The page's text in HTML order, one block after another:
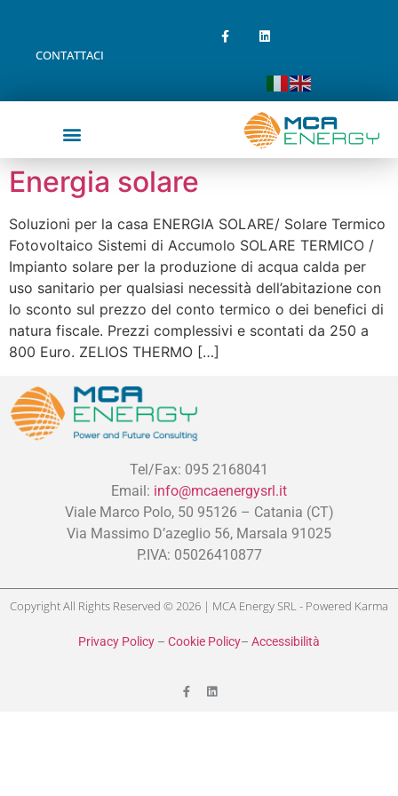
CONTATTACI
Energia solare
Soluzioni per la casa ENERGIA SOLARE/ Solare Termico
Fotovoltaico Sistemi di Accumolo SOLARE TERMICO /
Impianto solare per la produzione di acqua calda per
uso sanitario per qualsiasi necessità dell’abitazione con
lo sconto sul prezzo del conto termico o dei benefici di
natura fiscale. Prezzi complessivi e scontati da 250 a
800 Euro. ZELIOS THERMO […]
Tel/Fax: 095 2168041
Email: info@mcaenergysrl.it
Viale Marco Polo, 50 95126 – Catania (CT)
Via Massimo D’azeglio 56, Marsala 91025
P.IVA: 05026410877
Copyright All Rights Reserved © 2026 | MCA Energy SRL - Powered Karma
Privacy Policy – Cookie Policy– Accessibilità